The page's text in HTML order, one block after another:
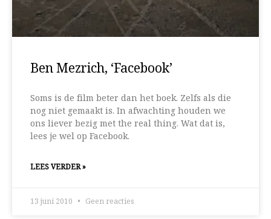
Ben Mezrich, ‘Facebook’
Soms is de film beter dan het boek. Zelfs als die
nog niet gemaakt is. In afwachting houden we
ons liever bezig met the real thing. Wat dat is,
lees je wel op Facebook.
LEES VERDER »
13 juni 2010 Geen reacties